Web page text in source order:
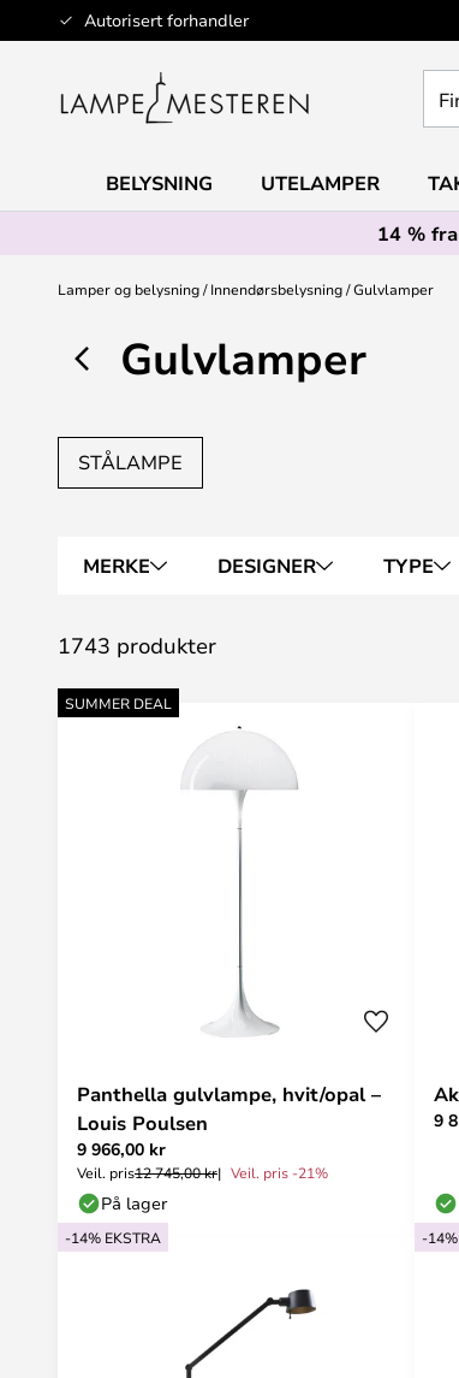
Autorisert forhandler
Hopp
til
din
BELYSNING UTELAMPER
14 %
Lamper og belysning Innendørsbelysning Gulvlamper
Gulvlamper
STÅLAMPE
MERKE DESIGNER TYPE
1743 produkter
SUMMER DEAL
Panthella gulvlampe, hvit/opal –
Louis Poulsen
9 966,00 kr
Veil. pris12 745,00 kr Veil. pris -21%
På lager
9
-14% EKSTRA -